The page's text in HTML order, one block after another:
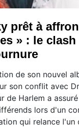
prêt à
» : le
de son nouvel
son conflit avec
de Harlem a
lors d'un
qui relance l'un